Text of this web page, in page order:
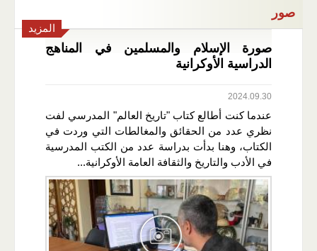
صور
المزيد
صورة الإسلام والمسلمين في المناهج
الدراسية الأوكرانية
2024.09.30
عندما كنت أطالع كتاب "تاريخ العالم" المدرسي لفت
نظري عدد من الحقائق والمغالطات التي وردت في
الكتاب، وهنا بدأت بدراسة عدد من الكتب المدرسية
في الأدب والتاريخ والثقافة العامة الأوكرانية...